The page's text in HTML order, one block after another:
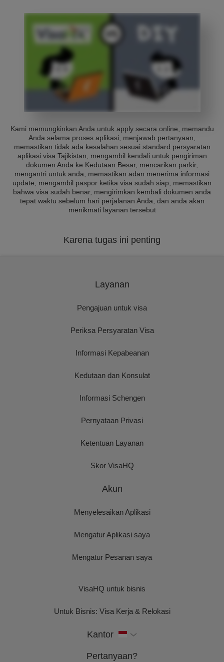
Kami memungkinkan Anda untuk apply secara online, memandu
Anda selama proses aplikasi, menjawab pertanyaan,
memastikan tidak ada kesalahan sesuai standard persyaratan
aplikasi visa Tajikistan, mengambil kendali untuk pengiriman
dokumen Anda ke Kedutaan Besar, mencarikan parkir,
mengantri untuk anda, memastikan adan menerima informasi
update, mengambil paspor ketika visa sudah siap, memastikan
bahwa visa sudah benar, mengirimkan kembali dokumen anda
tepat waktu sebelum hari perjalanan Anda, dan anda akan
menikmati layanan tersebut
Karena tugas ini penting
Layanan
Pengajuan untuk visa
Periksa Persyaratan Visa
Informasi Kepabeanan
Kedutaan dan Konsulat
Informasi Schengen
Pernyataan Privasi
Ketentuan Layanan
Skor VisaHQ
Akun
Menyelesaikan Aplikasi
Mengatur Aplikasi saya
Mengatur Pesanan saya
VisaHQ untuk bisnis
Untuk Bisnis: Visa Kerja & Relokasi
Kantor
Pertanyaan?